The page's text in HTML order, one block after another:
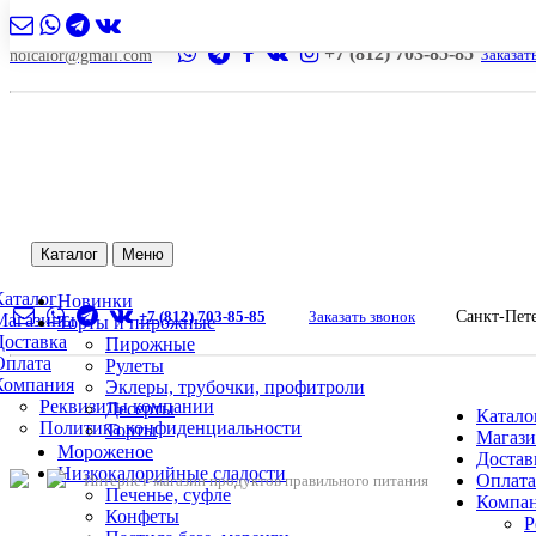
nolcalor@gmail.com +7 (812) 703-85-85
Каталог Меню
Реквизиты компании
Политика конфиденциальности
Новинки
Торты и пирожные
Пирожные
Рулеты
Эклеры, трубочки, профитроли
Десерты
Торты
Мороженое
Низкокалорийные сладости
Печенье, суфле
Конфеты
+7 (812) 703-85-85 Заказать звонок Санкт-
Интернет-магазин продуктов правильного питания
Оплата